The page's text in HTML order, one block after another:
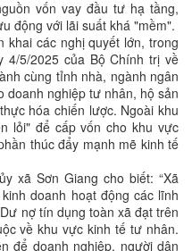
vốn vay đầu tư hạ tầng,
động với lãi suất khá "mềm".
khai các nghị quyết lớn, trong
4/5/2025 của Bộ Chính trị về
cùng tỉnh nhà, ngành ngân
doanh nghiệp tư nhân, hộ sản
hóa chiến lược. Ngoài khu
lỏi" để cấp vốn cho khu vực
thúc đẩy mạnh mẽ kinh tế
xã Sơn Giang cho biết: “Xã
doanh hoạt động các lĩnh
nợ tín dụng toàn xã đạt trên
về khu vực kinh tế tư nhân.
để doanh nghiệp, người dân